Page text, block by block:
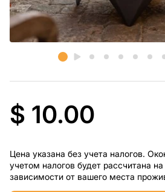
$ 10.00
Цена указана без учета налогов.
учетом налогов будет рассчитана
зависимости от вашего места